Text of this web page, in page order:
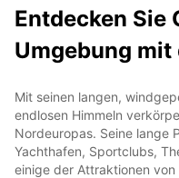
Entdecken Sie
Umgebung mit
Mit seinen langen,
endlosen Himmeln
Nordeuropas. Seine lange
Yachthafen, Sportclubs,
einige der Attraktionen